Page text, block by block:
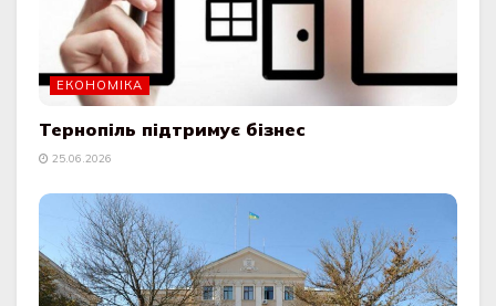
ЕКОНОМІКА
Тернопіль підтримує бізнес
25.06.2026